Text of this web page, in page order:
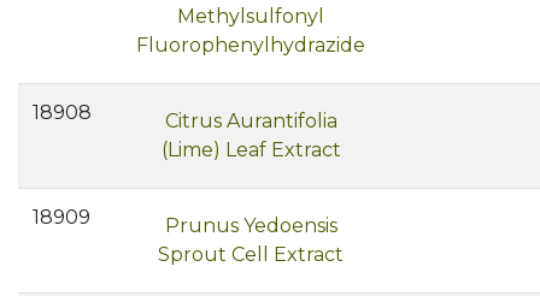
Methylsulfonyl
Fluorophenylhydrazide
18908
Citrus Aurantifolia
(Lime) Leaf Extract
18909
Prunus Yedoensis
Sprout Cell Extract